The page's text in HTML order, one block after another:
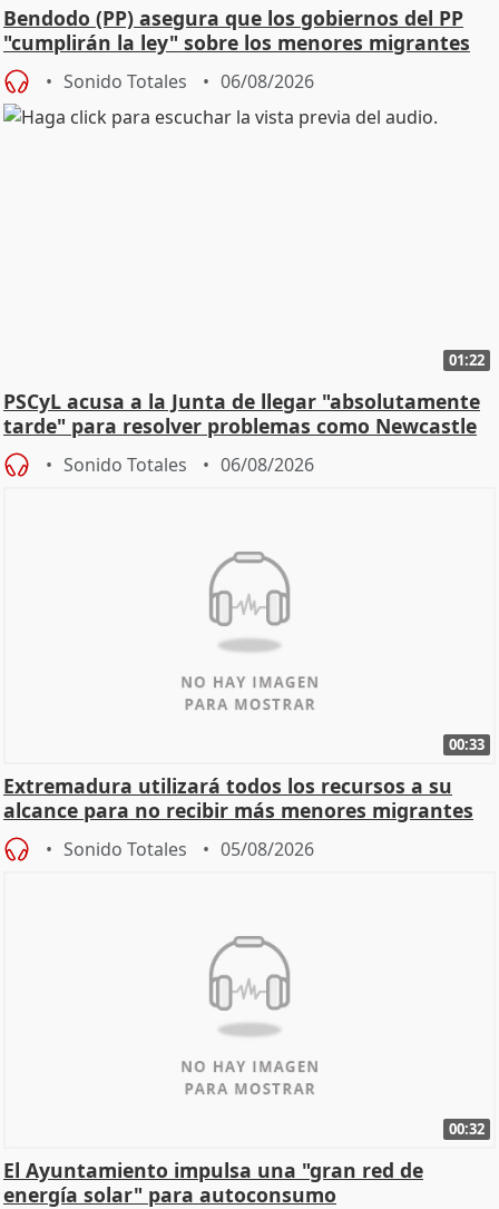
Bendodo (PP) asegura que los gobiernos del PP
"cumplirán la ley" sobre los menores migrantes
Sonido Totales 06/08/2026
01:22
PSCyL acusa a la Junta de llegar "absolutamente
tarde" para resolver problemas como Newcastle
Sonido Totales 06/08/2026
00:33
Extremadura utilizará todos los recursos a su
alcance para no recibir más menores migrantes
Sonido Totales 05/08/2026
00:32
El Ayuntamiento impulsa una "gran red de
energía solar" para autoconsumo